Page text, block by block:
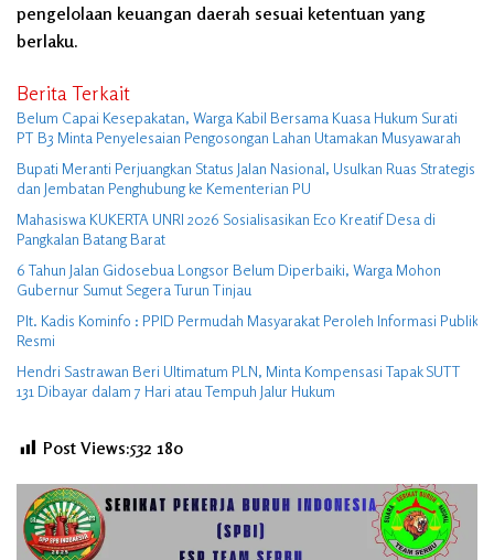
pengelolaan keuangan daerah sesuai ketentuan yang
berlaku.
Berita Terkait
Belum Capai Kesepakatan, Warga Kabil Bersama Kuasa Hukum Surati
PT B3 Minta Penyelesaian Pengosongan Lahan Utamakan Musyawarah
Bupati Meranti Perjuangkan Status Jalan Nasional, Usulkan Ruas Strategis
dan Jembatan Penghubung ke Kementerian PU
Mahasiswa KUKERTA UNRI 2026 Sosialisasikan Eco Kreatif Desa di
Pangkalan Batang Barat
6 Tahun Jalan Gidosebua Longsor Belum Diperbaiki, Warga Mohon
Gubernur Sumut Segera Turun Tinjau
Plt. Kadis Kominfo : PPID Permudah Masyarakat Peroleh Informasi Publik
Resmi
Hendri Sastrawan Beri Ultimatum PLN, Minta Kompensasi Tapak SUTT
131 Dibayar dalam 7 Hari atau Tempuh Jalur Hukum
Post Views:532 180